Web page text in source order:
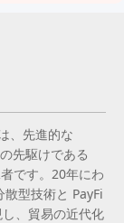
、先進的な
先駆けである
です。20年にわ
型技術と PayFi
、貿易の近代化